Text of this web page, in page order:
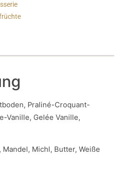
Praliné-Croquant-
Vanille, Gelée Vanille,
Michl, Butter, Weiße